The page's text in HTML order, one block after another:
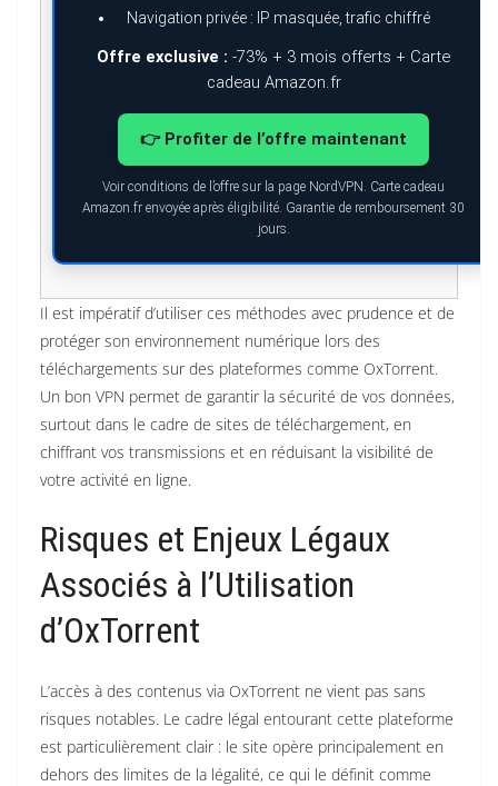
Navigation privée : IP masquée, trafic chiffré
Offre exclusive : -73% + 3 mois offerts + Carte
cadeau Amazon.fr
👉 Profiter de l’offre maintenant
Voir conditions de l’offre sur la page NordVPN. Carte cadeau
Amazon.fr envoyée après éligibilité. Garantie de remboursement 30
jours.
Il est impératif d’utiliser ces méthodes avec prudence et de
protéger son environnement numérique lors des
téléchargements sur des plateformes comme OxTorrent.
Un bon VPN permet de garantir la sécurité de vos données,
surtout dans le cadre de sites de téléchargement, en
chiffrant vos transmissions et en réduisant la visibilité de
votre activité en ligne.
Risques et Enjeux Légaux
Associés à l’Utilisation
d’OxTorrent
L’accès à des contenus via OxTorrent ne vient pas sans
risques notables. Le cadre légal entourant cette plateforme
est particulièrement clair : le site opère principalement en
dehors des limites de la légalité, ce qui le définit comme